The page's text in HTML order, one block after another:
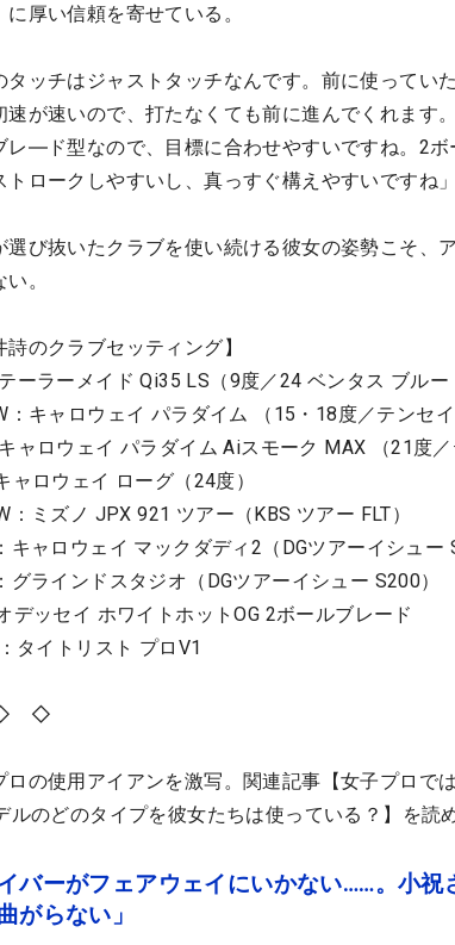
に厚い信頼を寄せている。
タッチはジャストタッチなんです。前に使ってい
速が速いので、打たなくても前に進んでくれます
レ―ド型なので、目標に合わせやすいですね。2
トロークしやすいし、真っすぐ構えやすいですね」
選び抜いたクラブを使い続ける彼女の姿勢こそ、
。
詩のクラブセッティング】
ーラーメイド Qi35 LS（9度／24 ベンタス ブルー
：キャロウェイ パラダイム （15・18度／テンセイ
ャロウェイ パラダイム Aiスモーク MAX （21度
ャロウェイ ローグ（24度）
：ミズノ JPX 921 ツアー（KBS ツアー FLT）
キャロウェイ マックダディ2（DGツアーイシュー
グラインドスタジオ（DGツアーイシュー S200）
デッセイ ホワイトホットOG 2ボールブレード
タイトリスト プロV1
◇
ロの使用アイアンを激写。関連記事【女子プロ
ルのどのタイプを彼女たちは使っている？】を読
バーがフェアウェイにいかない……。小
がらない」